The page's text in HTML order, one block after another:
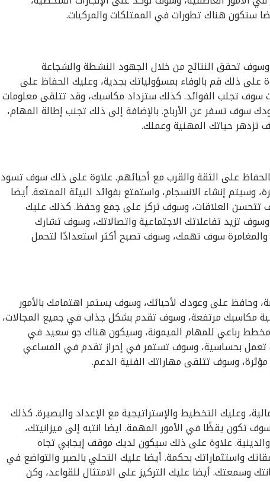
ستكون هناك تطورات في الممتلكات والمركبات.
تحقق النتائج من خلال الجهود النشطة والشجاعة
على ذلك قم بالوفاء بمسؤولياتك بجدية، وعليك الحفاظ على
سوف تجلب الفوائد. كذلك ستزداد مكاسبك، وقد تتلقى معلومات
سوف تسفر عن الأرباح. بالإضافة إلى ذلك تجنب إطالة المهام،
تزدهر حياتك المهنية وعملك.
على الثقة والقرب مع أحبائهم. علاوة على ذلك سوف تسود
إنشاء الانسجام، واستمتع بفوائد البيئة الممتعة. أيضا
تتحسن العلاقات، وسوف تركز على جمع وحفظ. كذلك عليك
تزيد تفاعلاتك الاجتماعية واتصالاتك، وسوف تشارك
والمغامرة سوف تهمك، وسوف تصبح أكثر استعدادًا لتحمل
وحافظ على وعودك لأحبائك، وسوف يستمر اهتمامك بالأمور
مكاسبك مرتفعة، وسوف تقدم بشكل جذاب في جميع المجالات،
رباعي للمهام الميمونة، وسيكون هناك جو سعيد في
تعمل بحساسية، وسوف تستمر في إحراز تقدم في المساعي
وسوف تتلقى مهاراتك الفنية الدعم.
وعليك التخطيط والإستراتيجية مع الإعداد والبصيرة. كذلك
تكون يقظًا في الأمور المهمة. ايضا انتبه إلى ميزانيتك،
علاوة على ذلك سيكون لديك موقف إيجابي تجاه
واستثماراتك بحكمة. أيضا عليك التحلي بالصبر والتواضع في
وسمعتك. أيضا عليك التركيز على الامتثال للقواعد، وكن